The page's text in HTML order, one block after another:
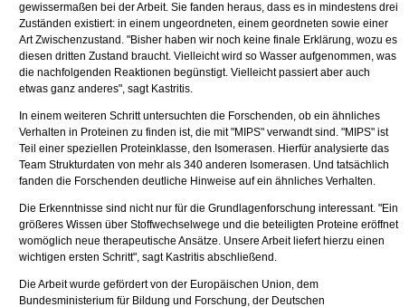
gewissermaßen bei der Arbeit. Sie fanden heraus, dass es in mindestens drei
Zuständen existiert: in einem ungeordneten, einem geordneten sowie einer
Art Zwischenzustand. "Bisher haben wir noch keine finale Erklärung, wozu es
diesen dritten Zustand braucht. Vielleicht wird so Wasser aufgenommen, was
die nachfolgenden Reaktionen begünstigt. Vielleicht passiert aber auch
etwas ganz anderes", sagt Kastritis.
In einem weiteren Schritt untersuchten die Forschenden, ob ein ähnliches
Verhalten in Proteinen zu finden ist, die mit "MIPS" verwandt sind. "MIPS" ist
Teil einer speziellen Proteinklasse, den Isomerasen. Hierfür analysierte das
Team Strukturdaten von mehr als 340 anderen Isomerasen. Und tatsächlich
fanden die Forschenden deutliche Hinweise auf ein ähnliches Verhalten.
Die Erkenntnisse sind nicht nur für die Grundlagenforschung interessant. "Ein
größeres Wissen über Stoffwechselwege und die beteiligten Proteine eröffnet
womöglich neue therapeutische Ansätze. Unsere Arbeit liefert hierzu einen
wichtigen ersten Schritt", sagt Kastritis abschließend.
Die Arbeit wurde gefördert von der Europäischen Union, dem
Bundesministerium für Bildung und Forschung, der Deutschen